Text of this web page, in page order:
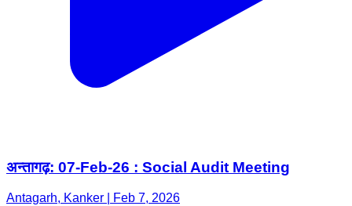
अन्तागढ़: 07-Feb-26 : Social Audit Meeting
Antagarh, Kanker | Feb 7, 2026